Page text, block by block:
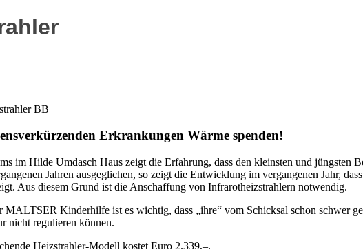
Erkrankungen Wärme spenden!
im Hilde Umdasch Haus zeigt die Erfahrung, dass den kleinsten und
Jahren ausgeglichen, so zeigt die Entwicklung im vergangenen Jahr,
Aus diesem Grund ist die Anschaffung von Infrarotheizstrahlern notwendig.
Kinderhilfe ist es wichtig, dass „ihre“ vom Schicksal schon schwer
nicht regulieren können.
Heizstrahler-Modell kostet Euro 2.339,–.